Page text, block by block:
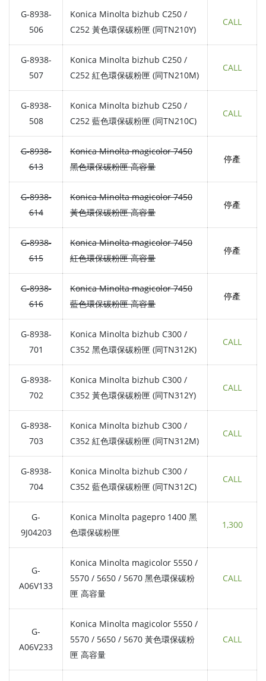
G-8938-
506
Konica Minolta bizhub C250 /
C252 黃色環保碳粉匣 (同TN210Y)
CALL
G-8938-
507
Konica Minolta bizhub C250 /
C252 紅色環保碳粉匣 (同TN210M)
CALL
G-8938-
508
Konica Minolta bizhub C250 /
C252 藍色環保碳粉匣 (同TN210C)
CALL
G-8938-
613
Konica Minolta magicolor 7450
黑色環保碳粉匣 高容量
停產
G-8938-
614
Konica Minolta magicolor 7450
黃色環保碳粉匣 高容量
停產
G-8938-
615
Konica Minolta magicolor 7450
紅色環保碳粉匣 高容量
停產
G-8938-
616
Konica Minolta magicolor 7450
藍色環保碳粉匣 高容量
停產
G-8938-
701
Konica Minolta bizhub C300 /
C352 黑色環保碳粉匣 (同TN312K)
CALL
G-8938-
702
Konica Minolta bizhub C300 /
C352 黃色環保碳粉匣 (同TN312Y)
CALL
G-8938-
703
Konica Minolta bizhub C300 /
C352 紅色環保碳粉匣 (同TN312M)
CALL
G-8938-
704
Konica Minolta bizhub C300 /
C352 藍色環保碳粉匣 (同TN312C)
CALL
G-
9J04203
Konica Minolta pagepro 1400 黑
色環保碳粉匣
1,300
G-
A06V133
Konica Minolta magicolor 5550 /
5570 / 5650 / 5670 黑色環保碳粉
匣 高容量
CALL
G-
A06V233
Konica Minolta magicolor 5550 /
5570 / 5650 / 5670 黃色環保碳粉
匣 高容量
CALL